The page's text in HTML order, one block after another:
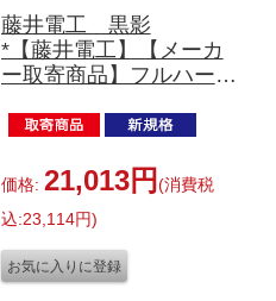
藤井電工 黒影
*【藤井電工】【メーカ
ー取寄商品】フルハーネ
TH-564OT-OT-BKR-L-
Lサイズ
価格: 21,013円 (消費税
込:23,114円)